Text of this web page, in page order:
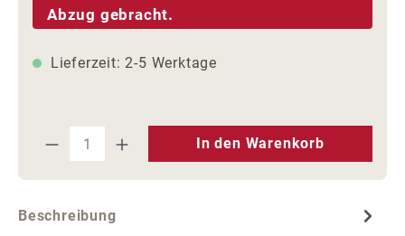
Abzug gebracht.
Lieferzeit: 2-5 Werktage
Produkt Anzahl: Gib den
In den Warenkorb
Beschreibung